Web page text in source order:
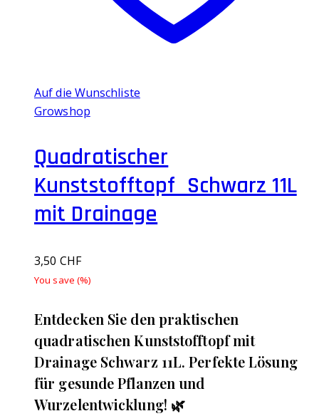
Auf die Wunschliste
Growshop
Quadratischer
Kunststofftopf Schwarz 11L
mit Drainage
3,50 CHF
You save (%)
Entdecken Sie den praktischen
quadratischen Kunststofftopf mit
Drainage Schwarz 11L. Perfekte Lösung
für gesunde Pflanzen und
Wurzelentwicklung! 🌿